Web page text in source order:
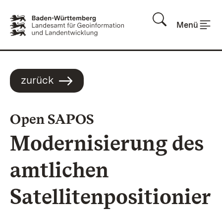
Menü
zurück
Open SAPOS
Modernisierung des
amtlichen
Satellitenpositionier